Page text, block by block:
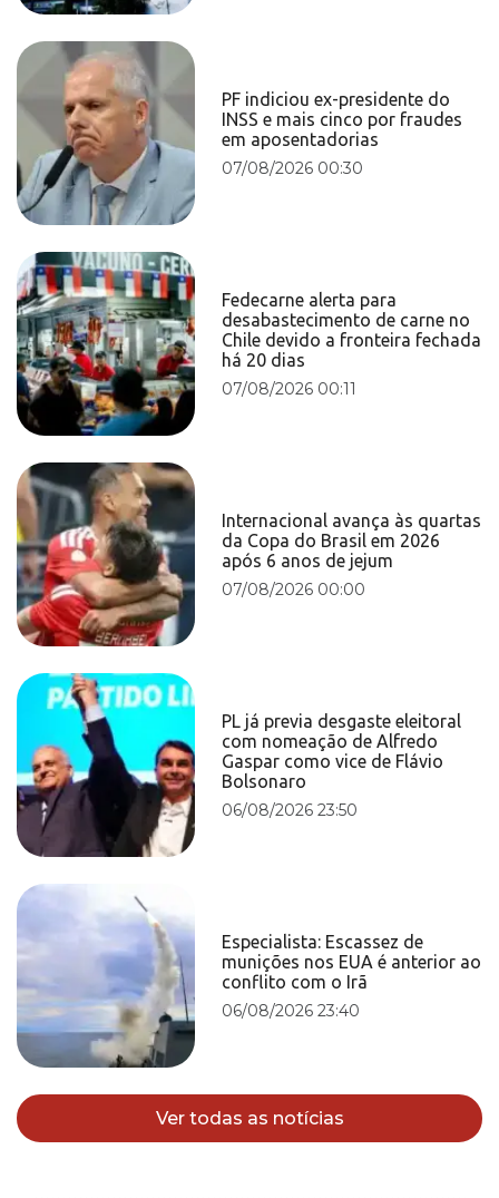
PF indiciou ex-presidente do
INSS e mais cinco por fraudes
em aposentadorias
07/08/2026 00:30
Fedecarne alerta para
desabastecimento de carne no
Chile devido a fronteira fechada
há 20 dias
07/08/2026 00:11
Internacional avança às quartas
da Copa do Brasil em 2026
após 6 anos de jejum
07/08/2026 00:00
PL já previa desgaste eleitoral
com nomeação de Alfredo
Gaspar como vice de Flávio
Bolsonaro
06/08/2026 23:50
Especialista: Escassez de
munições nos EUA é anterior ao
conflito com o Irã
06/08/2026 23:40
Ver todas as notícias